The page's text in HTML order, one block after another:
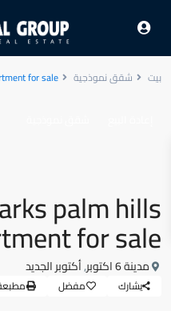
بيت شقق نموذجية for sale
palm hills
for sale
مدينة 6 اكتوبر ,أكتوبر الجديد
يشارك مفضل